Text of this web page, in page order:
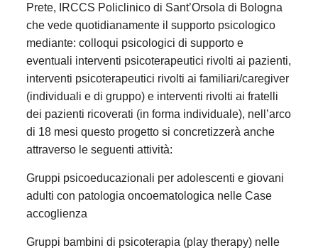
Prete, IRCCS Policlinico di Sant’Orsola di Bologna
che vede quotidianamente il supporto psicologico
mediante: colloqui psicologici di supporto e
eventuali interventi psicoterapeutici rivolti ai pazienti,
interventi psicoterapeutici rivolti ai familiari/caregiver
(individuali e di gruppo) e interventi rivolti ai fratelli
dei pazienti ricoverati (in forma individuale), nell’arco
di 18 mesi questo progetto si concretizzerà anche
attraverso le seguenti attività:
Gruppi psicoeducazionali per adolescenti e giovani
adulti con patologia oncoematologica nelle Case
accoglienza
Gruppi bambini di psicoterapia (play therapy) nelle